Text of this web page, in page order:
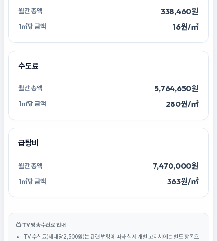
338,460원
16원/㎡
수도료
5,764,650원
280원/㎡
급탕비
7,470,000원
363원/㎡
📺 TV 방송수신료 안내
TV 수신료(세대당 2,500원)는 관련 법령에 따라 실제 개별 고지서에는 별도 항목으